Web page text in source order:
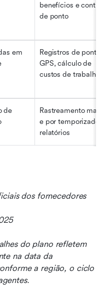
benefícios e
de ponto
em
Registros de ponto
GPS, cálculo de
custos de trabalho
de
Rastreamento
e por temporizador,
relatórios
dos fornecedores
do plano refletem
na data da
a região, o ciclo